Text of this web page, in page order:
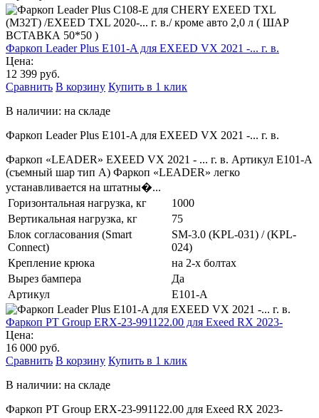
Фаркоп Leader Plus E101-A для EXEED VX 2021 -... г. в.
Цена:
12 399 руб.
Сравнить В корзину Купить в 1 клик
В наличии: на складе
Фаркоп Leader Plus E101-A для EXEED VX 2021 -... г. в.
Фаркоп «LEADER» EXEED VX 2021 - ... г. в. Артикул E101-A
(съемный шар тип A) Фаркоп «LEADER» легко
устанавливается на штатны�...
Горизонтальная нагрузка, кг
1000
Вертикальная нагрузка, кг
75
Блок согласования (Smart
Connect)
SM-3.0 (KPL-031) / (KPL-
024)
Крепление крюка
на 2-х болтах
Вырез бампера
Да
Артикул
E101-A
Фаркоп PT Group ERX-23-991122.00 для Exeed RX 2023-
Цена:
16 000 руб.
Сравнить В корзину Купить в 1 клик
В наличии: на складе
Фаркоп PT Group ERX-23-991122.00 для Exeed RX 2023-